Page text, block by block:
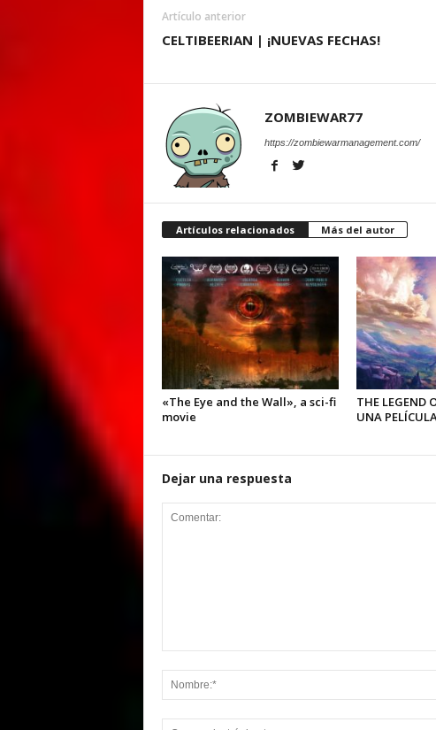
Artículo anterior
CELTIBEERIAN | ¡NUEVAS FECHAS!
ZOMBIEWAR77
https://zombiewarmanagement.com/
Artículos relacionados Más del autor
«The Eye and the Wall», a sci-fi
movie
THE LEGEND
UNA
Dejar una respuesta